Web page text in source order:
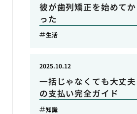
彼が歯列矯正を始めて
った
生活
一括じゃなくても大丈
の支払い完全ガイド
2025.10.12
知識